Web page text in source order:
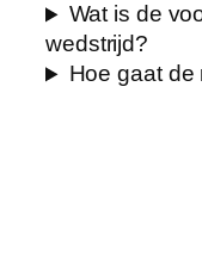
Wat is de
wedstrijd?
Hoe gaat de